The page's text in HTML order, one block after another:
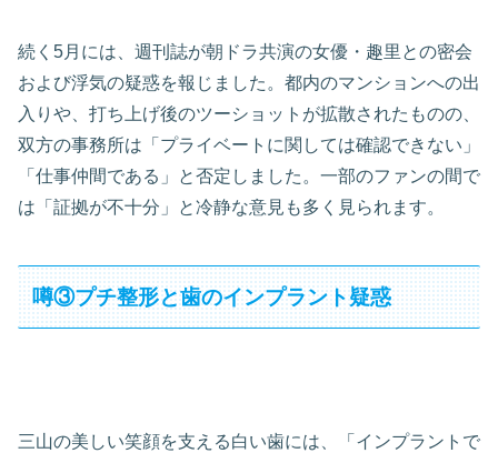
続く5月には、週刊誌が朝ドラ共演の女優・趣里との密会
および浮気の疑惑を報じました。都内のマンションへの出
入りや、打ち上げ後のツーショットが拡散されたものの、
双方の事務所は「プライベートに関しては確認できない」
「仕事仲間である」と否定しました。一部のファンの間で
は「証拠が不十分」と冷静な意見も多く見られます。
噂③プチ整形と歯のインプラント疑惑
三山の美しい笑顔を支える白い歯には、「インプラントで